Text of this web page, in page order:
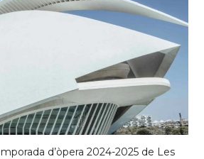
d’òpera 2024-2025 de Les